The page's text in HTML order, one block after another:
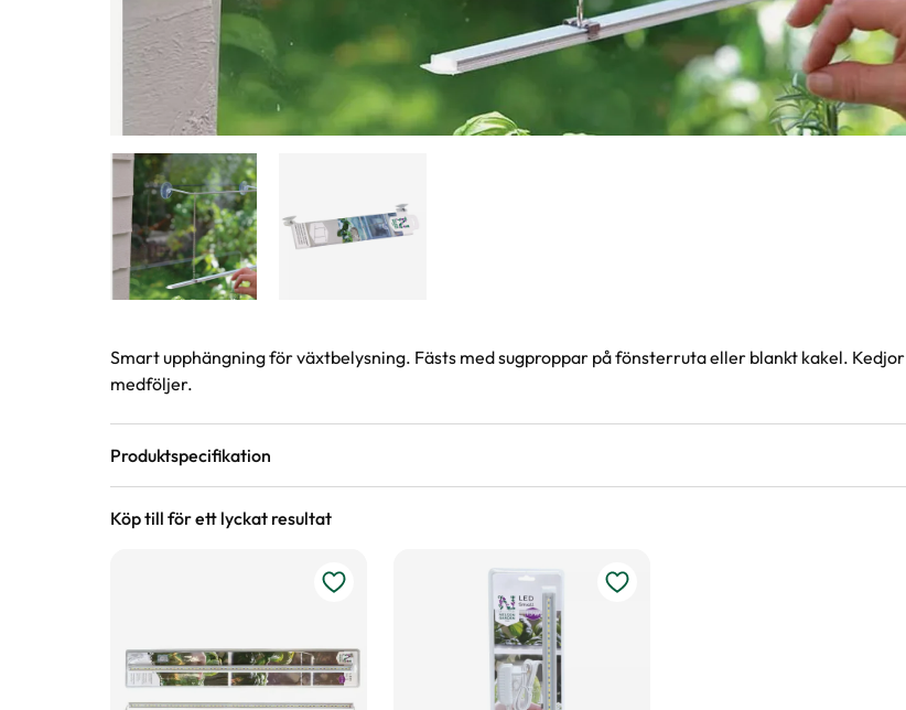
Produktinformation
Smart upphängning för växtbelysning. Fästs med sugproppar på fönsterruta eller blankt kakel. Kedjor
medföljer.
Produktspecifikation
Material Lackerat stål
Färg Grå
Köp till för ett lyckat resultat